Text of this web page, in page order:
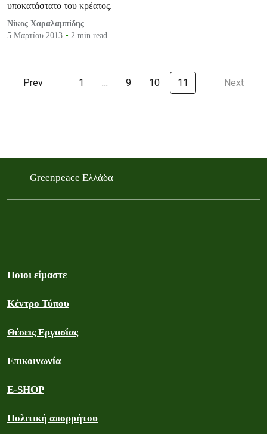
υποκατάστατο του κρέατος.
Νίκος Χαραλαμπίδης
5 Μαρτίου 2013
2 min read
Prev 1 … 9 10 11 Next
Greenpeace Ελλάδα
Ποιοι είμαστε
Κέντρο Τύπου
Θέσεις Εργασίας
Επικοινωνία
E-SHOP
Πολιτική απορρήτου